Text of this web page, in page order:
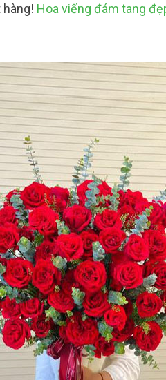
Hoa viếng đám tang